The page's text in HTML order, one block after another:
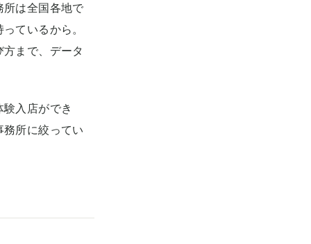
所は全国各地で
ているから。
まで、データ
入店ができ
所に絞ってい